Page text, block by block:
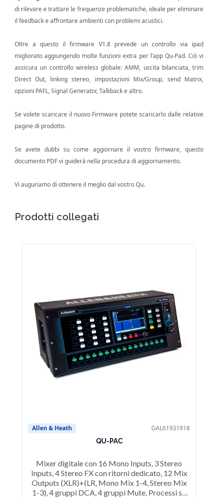
di rilevare e trattare le frequenze problematiche, ideale per eliminare
il feedback e affrontare ambienti con problemi acustici.
Oltre a questo il firmware V1.8 prevede un controllo via ipad
migliorato aggiungendo molte funzioni extra per l’app Qu-Pad. Ciò vi
assicura un controllo wireless globale: AMM, uscita bilanciata, trim
Direct Out, linking stereo, impostazioni Mix/Group, send Matrix,
opzioni PAFL, Signal Generator, Talkback e altro.
Se volete scaricare il nuovo Firmware potete scaricarlo dalle relative
pagine di prodotto.
Se avete dubbi su come aggiornare il vostro firmware, questo
documento PDFvi guiderà nella procedura di aggiornamento.
Vi auguriamo di ottenere il meglio dal vostro Qu.
Prodotti collegati
Allen & Heath GAL61931918
QU-PAC
Mixer digitale con 16 Mono Inputs, 3 Stereo
Inputs, 4 Stereo FX con ritorni dedicato, 12 Mix
Outputs (XLR)+(LR, Mono Mix 1-4, Stereo Mix
1-3), 4 gruppi DCA, 4 gruppi Mute, Processi su